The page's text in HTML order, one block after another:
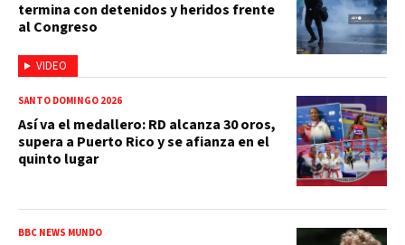
VIDEO
termina con detenidos y heridos frente
al Congreso
SANTO DOMINGO 2026
Así va el medallero: RD alcanza 30 oros,
supera a Puerto Rico y se afianza en el
quinto lugar
BBC NEWS MUNDO